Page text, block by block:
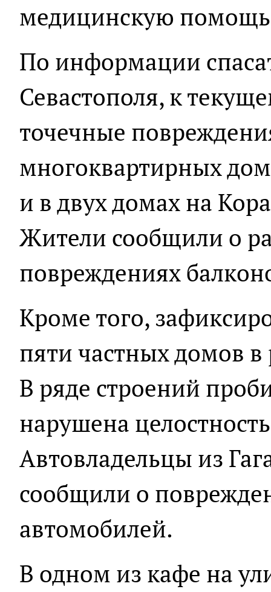
медицинскую
По информации
Севастополя, к
точечные
многоквартирных
и в двух домах на
Жители сообщили о
повреждениях
Кроме того,
пяти частных домов
В ряде строений
нарушена
Автовладельцы из
сообщили о
автомобилей.
В одном из кафе на